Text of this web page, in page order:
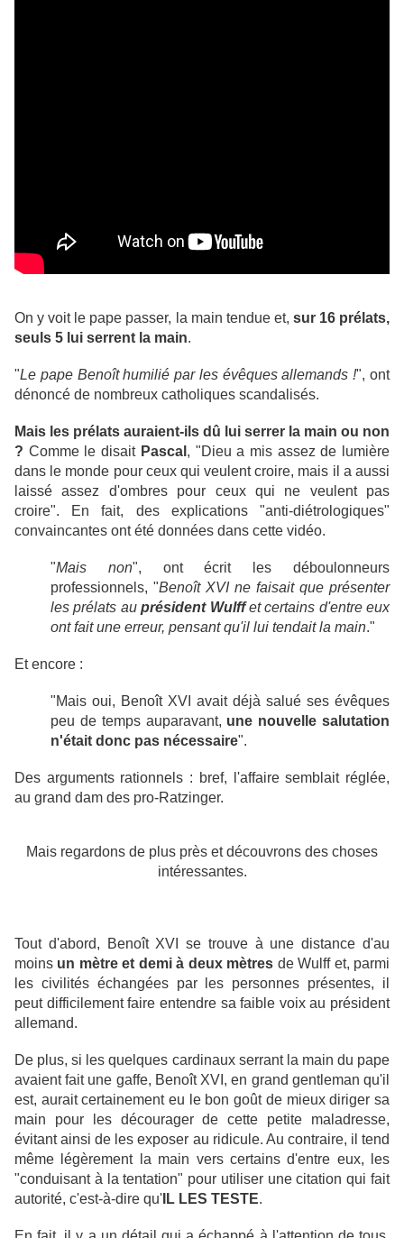
On y voit le pape passer, la main tendue et, sur 16 prélats,
seuls 5 lui serrent la main.
"Le pape Benoît humilié par les évêques allemands !", ont
dénoncé de nombreux catholiques scandalisés.
Mais les prélats auraient-ils dû lui serrer la main ou non
? Comme le disait Pascal , "Dieu a mis assez de lumière
dans le monde pour ceux qui veulent croire, mais il a aussi
laissé assez d'ombres pour ceux qui ne veulent pas
croire". En fait, des explications "anti-diétrologiques"
convaincantes ont été données dans cette vidéo.
"Mais non", ont écrit les déboulonneurs
professionnels, "Benoît XVI ne faisait que présenter
les prélats auprésident Wulffet certains d'entre eux
ont fait une erreur, pensant qu'il lui tendait la main."
Et encore :
"Mais oui, Benoît XVI avait déjà salué ses évêques
peu de temps auparavant, une nouvelle salutation
n'était donc pas nécessaire".
Des arguments rationnels : bref, l'affaire semblait réglée,
au grand dam des pro-Ratzinger.
Mais regardons de plus près et découvrons des choses
intéressantes.
Tout d'abord, Benoît XVI se trouve à une distance d'au
moins un mètre et demi à deux mètres de Wulff et, parmi
les civilités échangées par les personnes présentes, il
peut difficilement faire entendre sa faible voix au président
allemand.
De plus, si les quelques cardinaux serrant la main du pape
avaient fait une gaffe, Benoît XVI, en grand gentleman qu'il
est, aurait certainement eu le bon goût de mieux diriger sa
main pour les décourager de cette petite maladresse,
évitant ainsi de les exposer au ridicule. Au contraire, il tend
même légèrement la main vers certains d'entre eux, les
"conduisant à la tentation" pour utiliser une citation qui fait
autorité, c'est-à-dire qu' IL LES TESTE.